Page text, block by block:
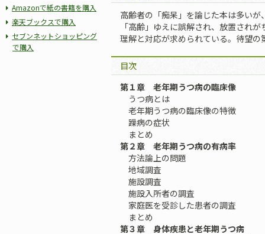
Amazonで紙の書籍を購入
楽天ブックスで購入
セブンネットショッピング
で購入
高齢者の「痴呆」を論じた本は多い
「高齢」ゆえに誤解され、放置され
理解と対応が求められている。待望の
目次
第１章 老年期うつ病の臨床像
うつ病とは
老年期うつ病の臨床像の特徴
躁病の症状
まとめ
第２章 老年期うつ病の有病率
方法論上の問題
地域調査
施設調査
施設入所者の調査
家庭医を受診した患者の調査
まとめ
第３章 身体疾患と老年期うつ病